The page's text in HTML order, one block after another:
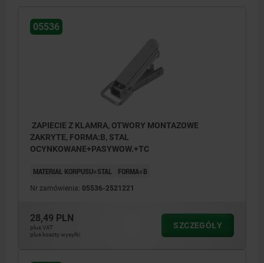
05536
ZAPIECIE Z KLAMRA, OTWORY MONTAZOWE
ZAKRYTE, FORMA:B, STAL
OCYNKOWANE+PASYWOW.+TC
MATERIAŁ KORPUSU=STAL FORMA=B
Nr zamówienia: 05536-2521221
28,49 PLN
plus VAT
plus koszty wysyłki
SZCZEGÓŁY